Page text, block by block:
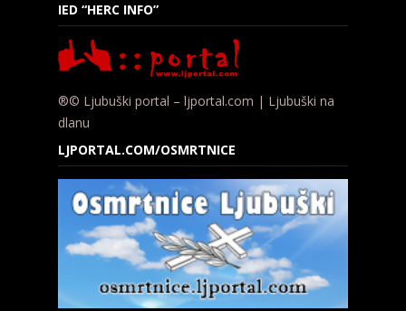
IED “HERC INFO”
®© Ljubuški portal – ljportal.com | Ljubuški na
dlanu
LJPORTAL.COM/OSMRTNICE